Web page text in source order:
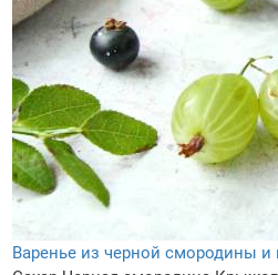
Варенье из черной смородины